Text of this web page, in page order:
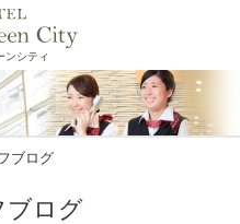
ンシティ
ブログ
ブログ